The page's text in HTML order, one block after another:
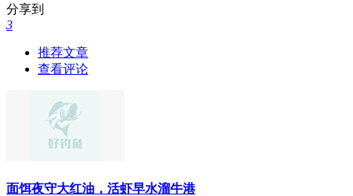
分享到
3
推荐文章
查看评论
面饵夜守大红油，活虾早水溜牛港